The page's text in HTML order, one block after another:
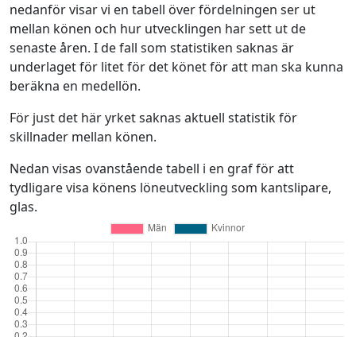
nedanför visar vi en tabell över fördelningen ser ut
mellan könen och hur utvecklingen har sett ut de
senaste åren. I de fall som statistiken saknas är
underlaget för litet för det könet för att man ska kunna
beräkna en medellön.
För just det här yrket saknas aktuell statistik för
skillnader mellan könen.
Nedan visas ovanstående tabell i en graf för att
tydligare visa könens löneutveckling som kantslipare,
glas.